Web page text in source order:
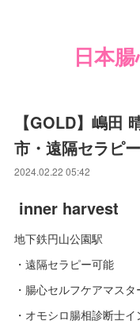
日本
【GOLD】嶋田
市・遠隔セラピー
2024.02.22 05:42
inner harvest
地下鉄円山公園駅
・遠隔セラピー可能
・腸心セルフケアマス
・オモシロ腸相診断士